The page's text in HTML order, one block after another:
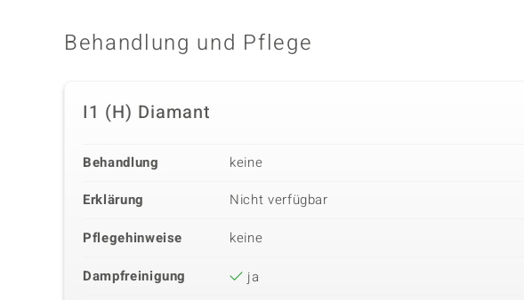
Behandlung und Pflege
I1 (H) Diamant
Behandlung
keine
Erklärung
Nicht verfügbar
Pflegehinweise
keine
Dampfreinigung
ja